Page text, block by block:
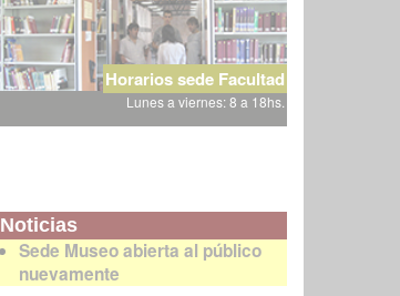
Horarios sede Facultad
Lunes a viernes: 8 a 18hs.
Noticias
Sede Museo abierta al público
nuevamente